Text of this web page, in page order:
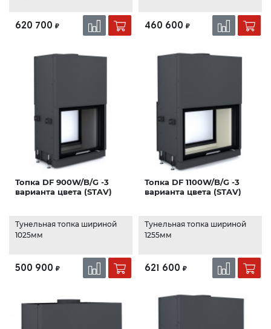
620 700 ₽ 460 600 ₽
Топка DF 900W/B/G -3
варианта цвета (STAV)
Тунельная топка шириной
1025мм
500 900 ₽
Топка DF 1100W/B/G -3
варианта цвета (STAV)
Тунельная топка шириной
1255мм
621 600 ₽